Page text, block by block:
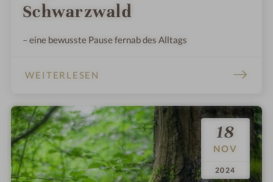
Schwarzwald
– eine bewusste Pause fernab des Alltags
WEITERLESEN
18
.
NOV
.
2024